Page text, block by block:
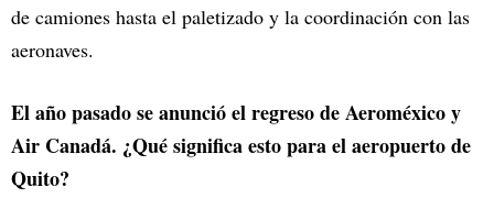
de camiones hasta el paletizado y la coordinación con las
aeronaves.
El año pasado se anunció el regreso de Aeroméxico y
Air Canadá. ¿Qué significa esto para el aeropuerto de
Quito?